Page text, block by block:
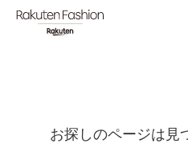
お探しのページは見